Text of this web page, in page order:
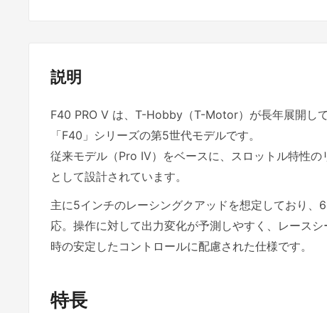
説明
F40 PRO V は、T-Hobby（T-Motor）が長年展開し
「F40」シリーズの第5世代モデルです。
従来モデル（Pro IV）をベースに、スロットル特性
として設計されています。
主に5インチのレーシングクアッドを想定しており、
応。操作に対して出力変化が予測しやすく、レース
時の安定したコントロールに配慮された仕様です。
特長